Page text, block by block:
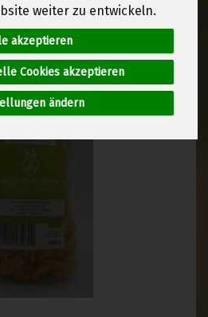
weiter zu entwickeln.
akzeptieren
Cookies akzeptieren
ändern